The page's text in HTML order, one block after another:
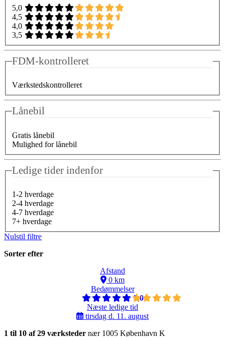
5,0
4,5
4,0
3,5
FDM-kontrolleret
Værkstedskontrolleret
Lånebil
Gratis lånebil
Mulighed for lånebil
Ledige tider indenfor
1-2 hverdage
2-4 hverdage
4-7 hverdage
7+ hverdage
Nulstil filtre
Sorter efter
Afstand
0 km
Bedømmelser
5,0
Næste ledige tid
tirsdag d. 11. august
1 til 10 af 29 værksteder nær 1005 København K